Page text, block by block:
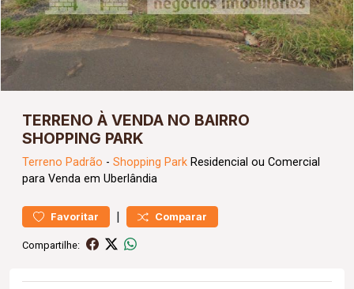
TERRENO À VENDA NO BAIRRO
SHOPPING PARK
Terreno Padrão - Shopping Park Residencial ou Comercial
para Venda em Uberlândia
Favoritar | Comparar
Compartilhe: